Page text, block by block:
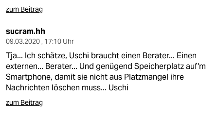
zum Beitrag
sucram.hh
09.03.2020 , 17:10 Uhr
Tja... Ich schätze, Uschi braucht einen Berater... Einen
externen... Berater... Und genügend Speicherplatz auf'm
Smartphone, damit sie nicht aus Platzmangel ihre
Nachrichten löschen muss... Uschi
zum Beitrag